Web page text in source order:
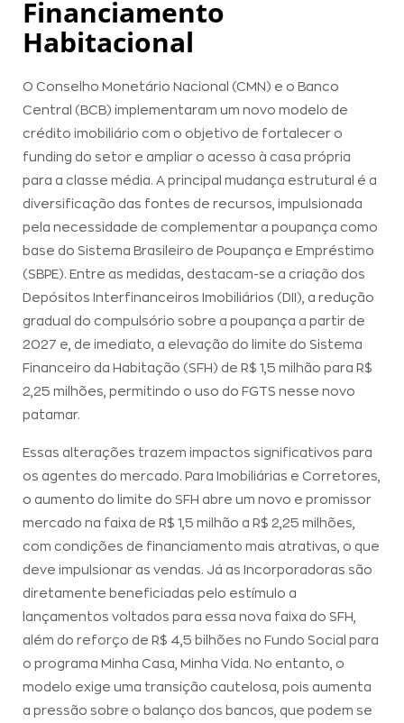
Financiamento
Habitacional
O Conselho Monetário Nacional (CMN) e o Banco
Central (BCB) implementaram um novo modelo de
crédito imobiliário com o objetivo de fortalecer o
funding do setor e ampliar o acesso à casa própria
para a classe média. A principal mudança estrutural é a
diversificação das fontes de recursos, impulsionada
pela necessidade de complementar a poupança como
base do Sistema Brasileiro de Poupança e Empréstimo
(SBPE). Entre as medidas, destacam-se a criação dos
Depósitos Interfinanceiros Imobiliários (DII), a redução
gradual do compulsório sobre a poupança a partir de
2027 e, de imediato, a elevação do limite do Sistema
Financeiro da Habitação (SFH) de R$ 1,5 milhão para R$
2,25 milhões, permitindo o uso do FGTS nesse novo
patamar.
Essas alterações trazem impactos significativos para
os agentes do mercado. Para Imobiliárias e Corretores,
o aumento do limite do SFH abre um novo e promissor
mercado na faixa de R$ 1,5 milhão a R$ 2,25 milhões,
com condições de financiamento mais atrativas, o que
deve impulsionar as vendas. Já as Incorporadoras são
diretamente beneficiadas pelo estímulo a
lançamentos voltados para essa nova faixa do SFH,
além do reforço de R$ 4,5 bilhões no Fundo Social para
o programa Minha Casa, Minha Vida. No entanto, o
modelo exige uma transição cautelosa, pois aumenta
a pressão sobre o balanço dos bancos, que podem se